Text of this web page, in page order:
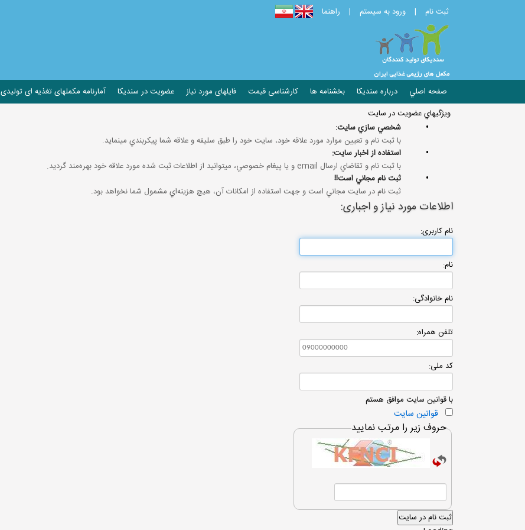
ثبت نام | ورود به سیستم | راهنما
صفحه اصلي درباره سندیکا بخشنامه ها کارشناسی قیمت فایلهای مورد نیاز عضویت در سندیکا آمارنامه مکملهای تغذیه ای تولیدی
ويژگيهاي عضويت در سايت
•
شخصي سازي سايت:
با ثبت نام و تعيين موارد مورد علاقه خود، سايت خود را طبق سليقه و علاقه شما پيكربندي مينمايد.
•
استفاده از اخبار سايت:
با ثبت نام و تقاضاي ارسال email و يا پيغام خصوصي، ميتوانيد از اطلاعات ثبت شده مورد علاقه خود بهره‌مند گرديد.
•
ثبت نام مجاني است!!
ثبت نام در سايت مجاني است و جهت استفاده از امكانات آن، هيچ هزينه‌اي مشمول شما نخواهد بود.
اطلاعات مورد نیاز و اجباری:
نام كاربری:
نام:
نام خانوادگی:
تلفن همراه:
کد ملی:
با قوانین سایت موافق هستم
قوانین سایت
حروف زیر را مرتب نمایید